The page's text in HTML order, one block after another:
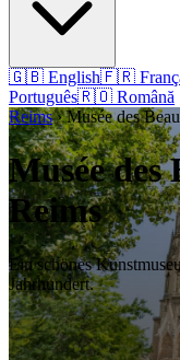
🇬🇧 English🇫🇷
Português🇷🇴 Română
Reims› Musée des
Musée des
Reims
Ein schönes
Jahrhundert.